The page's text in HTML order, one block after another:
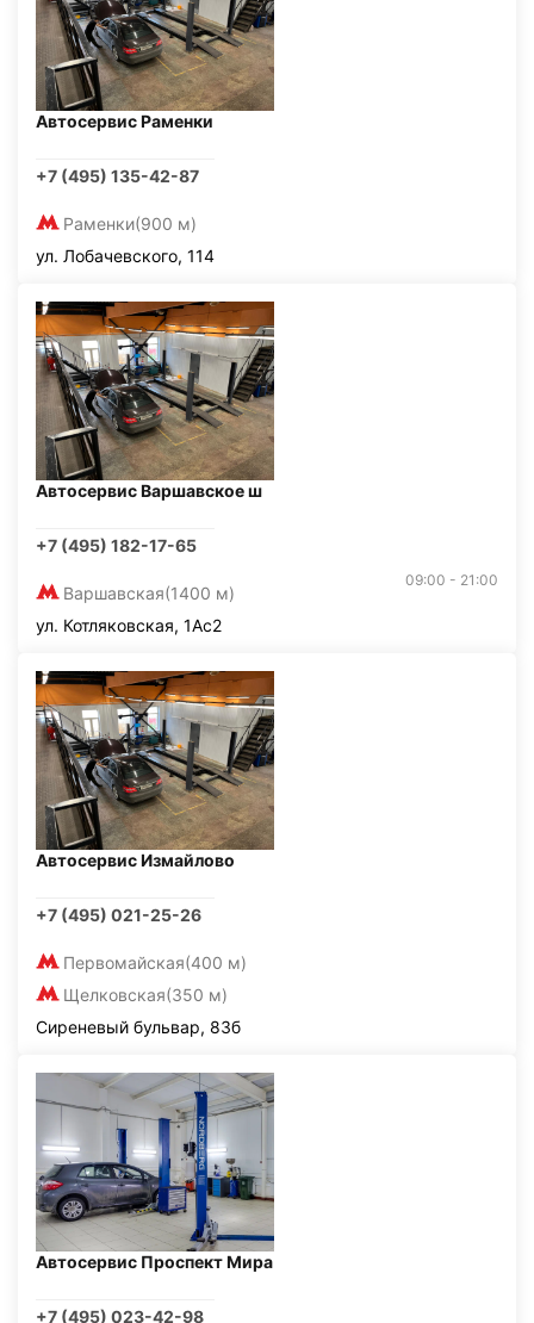
Автосервис Раменки
+7 (495) 135-42-87
Раменки(900 м)
ул. Лобачевского, 114
Автосервис Варшавское ш
+7 (495) 182-17-65
Варшавская(1400 м)
09:00 - 21:00
ул. Котляковская, 1Ас2
Автосервис Измайлово
+7 (495) 021-25-26
Первомайская(400 м)
Щелковская(350 м)
Сиреневый бульвар, 83б
Автосервис Проспект Мира
+7 (495) 023-42-98